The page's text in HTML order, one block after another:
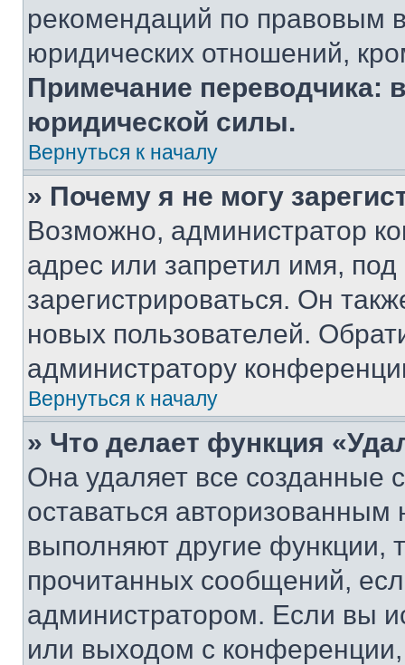
рекомендаций по правовым
юридических отношений,
Примечание переводчика:
юридической силы.
Вернуться к началу
» Почему я не могу
Возможно, администратор
адрес или запретил имя,
зарегистрироваться. Он
новых пользователей.
администратору
Вернуться к началу
» Что делает функция
Она удаляет все созданные
оставаться
выполняют другие функции,
прочитанных сообщений,
администратором. Если вы
или выходом с